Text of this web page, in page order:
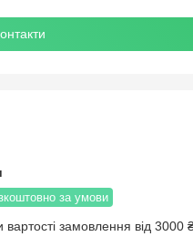
за умови
замовлення від 3000